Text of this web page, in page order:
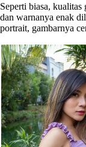
Seperti biasa,
dan warnanya enak
portrait, gambarnya